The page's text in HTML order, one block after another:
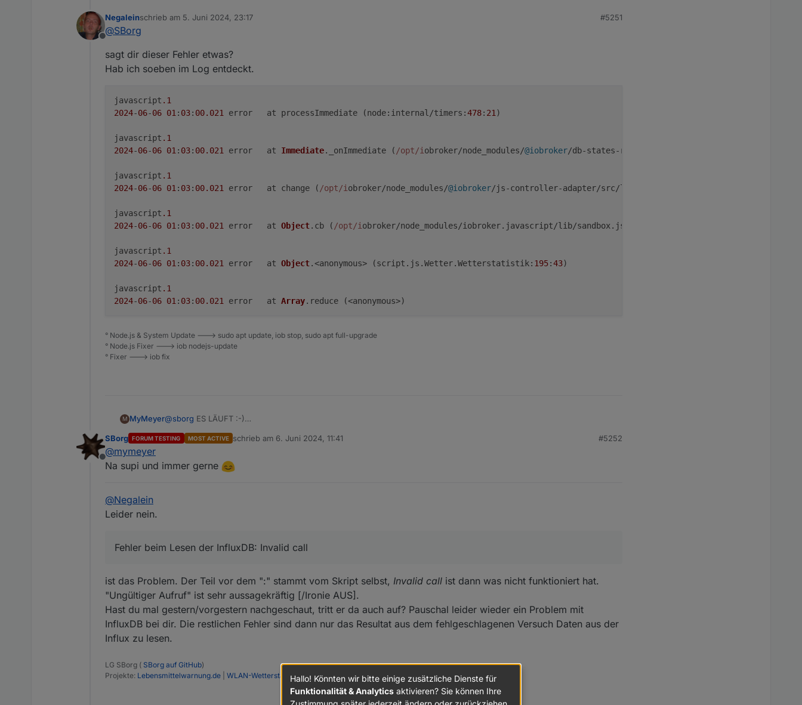
Offline
Negaleinschrieb am 5. Juni 2024, 23:17
zuletzt editiert von
#5251
@SBorg
sagt dir dieser Fehler etwas?
Hab ich soeben im Log entdeckt.
javascript .1
2024-06-06 01 : 03: 00.021
	error	at processImmediate (
node:internal/timers :478: 21 )
javascript .1
2024-06-06 01 : 03: 00.021
	error	at
Immediate. _onImmediate ( /opt/i obroker/node_modules/@iobroker/db-states-redis/src/lib/states/
javascript .1
2024-06-06 01 : 03: 00.021
	error	at change (
/opt/i obroker/node_modules/@iobroker/js-controller-adapter/src/lib/adapter/adapter.
javascript .1
2024-06-06 01 : 03: 00.021
	error	at
Object. cb ( /opt/i obroker/node_modules/iobroker. javascript/lib/sandbox. js
javascript .1
2024-06-06 01 : 03: 00.021
	error	at
Object.<anonymous> (script. js .Wetter.Wetterstatistik: 195:43)
javascript .1
2024-06-06 01 : 03: 00.021
	error	at
Array. reduce (<anonymous>)
2024-06-06 01:03: 00.021
	error
Error in callback: TypeError
° Node.js & System Update ---> sudo apt update, iob stop, sudo apt full-upgrade
° Node.js Fixer ---> iob nodejs-update
° Fixer ---> iob fix
M MyMeyer@sborg ES LÄUFT :-)
Danke für euere Geduld :-) 👍👍👍
Offline
SBorg FORUM TESTING MOST ACTIVE schrieb am 6. Juni 2024, 11:41
zuletzt editiert von
#5252
@mymeyer
Na supi und immer gerne
@Negalein
Leider nein.
Fehler beim Lesen der InfluxDB: Invalid call
ist das Problem. Der Teil vor dem ":" stammt vom Skript selbst, Invalid call ist dann was nicht funktioniert hat.
"Ungültiger Aufruf" ist sehr aussagekräftig [/Ironie AUS].
Hast du mal gestern/vorgestern nachgeschaut, tritt er da auch auf? Pauschal leider wieder ein Problem mit
InfluxDB bei dir. Die restlichen Fehler sind dann nur das Resultat aus dem fehlgeschlagenen Versuch Daten aus der
Influx zu lesen.
LG SBorg ( SBorg auf GitHub)
Projekte: Lebensmittelwarnung.de WLAN-Wetterstation|PimpMyStation
Hallo! Könnten wir bitte einige zusätzliche Dienste für
Funktionalität & Analytics aktivieren? Sie können Ihre